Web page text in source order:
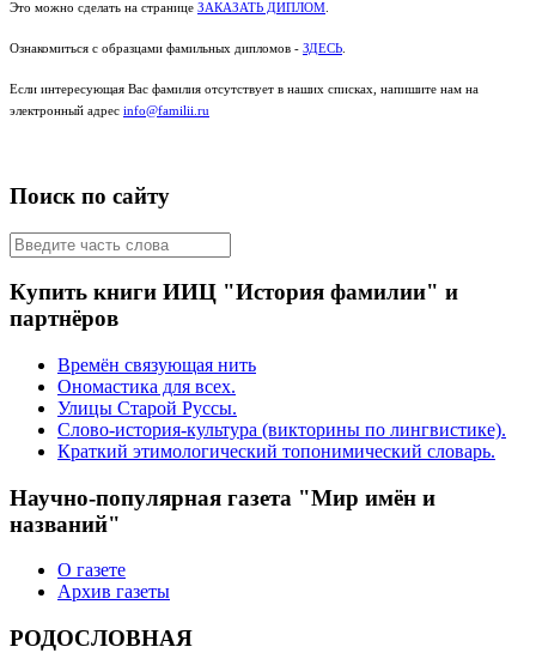
Это можно сделать на странице ЗАКАЗАТЬ ДИПЛОМ
Ознакомиться с образцами фамильных дипломов - ЗДЕСЬ
Если интересующая Вас фамилия отсутствует в наших списках, напишите нам на
электронный адрес info@familii.ru
Поиск по сайту
Купить книги ИИЦ "История фамилии" и
партнёров
Времён связующая нить
Ономастика для всех.
Улицы Старой Руссы.
Слово-история-культура (викторины по лингвистике).
Краткий этимологический топонимический словарь.
Научно-популярная газета "Мир имён и
названий"
О газете
Архив газеты
РОДОСЛОВНАЯ